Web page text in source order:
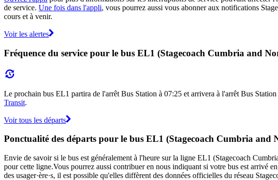
de service. Une fois dans l'appli, vous pourrez aussi vous abonner aux notifications
cours et à venir.
Voir les alertes
Fréquence du service pour le bus EL1 (Stagecoach Cumbria and
Le prochain bus EL1 partira de l'arrêt Bus Station à 07:25 et arrivera à l'arrêt Bus
Transit.
Voir tous les départs
Ponctualité des départs pour le bus EL1 (Stagecoach Cumbria and
Envie de savoir si le bus est généralement à l'heure sur la ligne EL1 (Stagecoach
pour cette ligne.Vous pourrez aussi contribuer en nous indiquant si votre bus est arrivé
des usager·ère·s, il est possible qu'elles diffèrent des données officielles du réseau